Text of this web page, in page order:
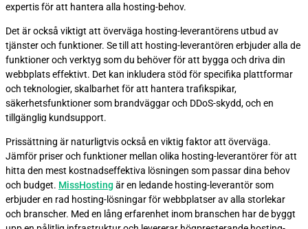
expertis för att hantera alla hosting-behov.
Det är också viktigt att överväga hosting-leverantörens utbud av
tjänster och funktioner. Se till att hosting-leverantören erbjuder alla de
funktioner och verktyg som du behöver för att bygga och driva din
webbplats effektivt. Det kan inkludera stöd för specifika plattformar
och teknologier, skalbarhet för att hantera trafikspikar,
säkerhetsfunktioner som brandväggar och DDoS-skydd, och en
tillgänglig kundsupport.
Prissättning är naturligtvis också en viktig faktor att överväga.
Jämför priser och funktioner mellan olika hosting-leverantörer för att
hitta den mest kostnadseffektiva lösningen som passar dina behov
och budget. MissHosting är en ledande hosting-leverantör som
erbjuder en rad hosting-lösningar för webbplatser av alla storlekar
och branscher. Med en lång erfarenhet inom branschen har de byggt